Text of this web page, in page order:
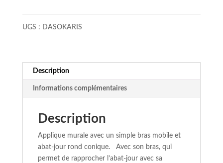
UGS : DASOKARIS
Description
Informations complémentaires
Description
Applique murale avec un simple bras mobile et
abat-jour rond conique. Avec son bras, qui
permet de rapprocher l’abat-jour avec sa